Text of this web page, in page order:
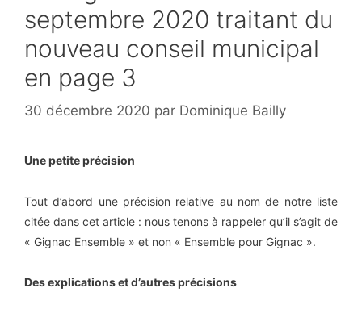
septembre 2020 traitant du
nouveau conseil municipal
en page 3
30 décembre 2020 par Dominique Bailly
Une petite précision
Tout d’abord une précision relative au nom de notre liste
citée dans cet article : nous tenons à rappeler qu’il s’agit de
« Gignac Ensemble » et non « Ensemble pour Gignac ».
Des explications et d’autres précisions